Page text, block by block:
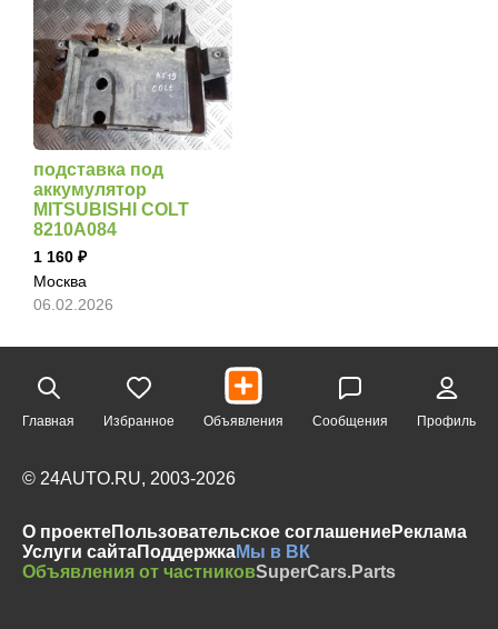
подставка под
аккумулятор
MITSUBISHI COLT
8210A084
1 160
Москва
06.02.2026
Главная Избранное Объявления Сообщения Профиль
© 24AUTO.RU, 2003-2026
О проектеПользовательское соглашениеРеклама
Услуги сайтаПоддержкаМы в ВК
Объявления от частниковSuperCars.Parts